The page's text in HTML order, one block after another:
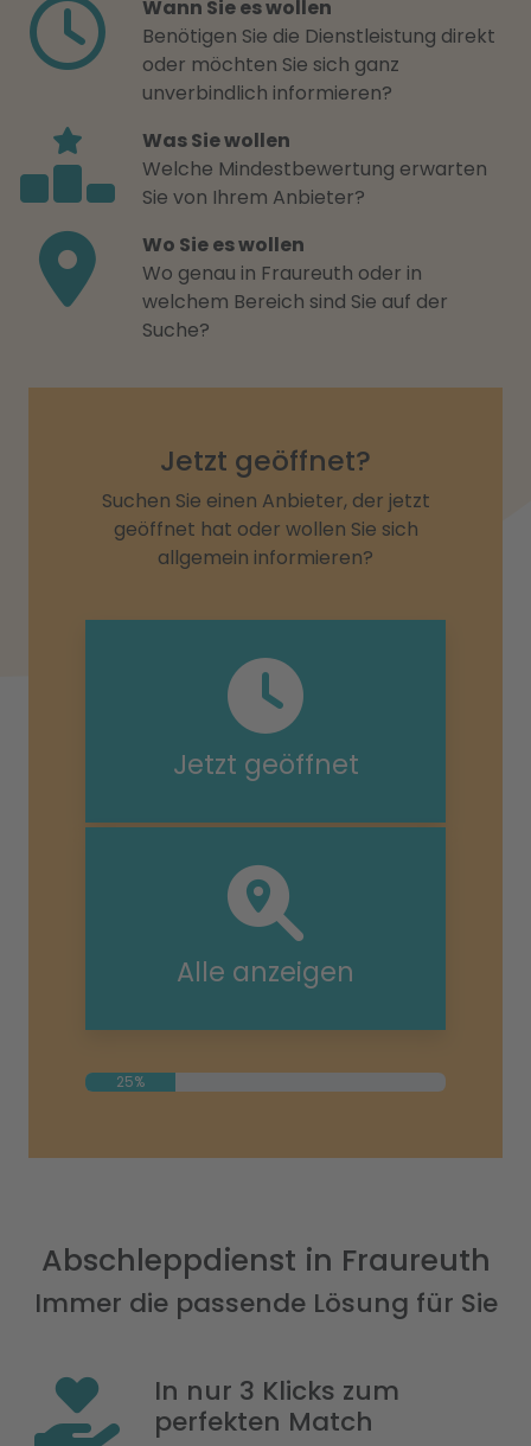
Wann Sie es wollen
Benötigen Sie die Dienstleistung direkt
oder möchten Sie sich ganz
unverbindlich informieren?
Was Sie wollen
Welche Mindestbewertung erwarten
Sie von Ihrem Anbieter?
Wo Sie es wollen
Wo genau in Fraureuth oder in
welchem Bereich sind Sie auf der
Suche?
Jetzt geöffnet?
Suchen Sie einen Anbieter, der jetzt
geöffnet hat oder wollen Sie sich
allgemein informieren?
Jetzt geöffnet
Alle anzeigen
25%
Abschleppdienst in Fraureuth
Immer die passende Lösung für Sie
In nur 3 Klicks zum
perfekten Match